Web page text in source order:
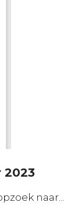
2023
naar...